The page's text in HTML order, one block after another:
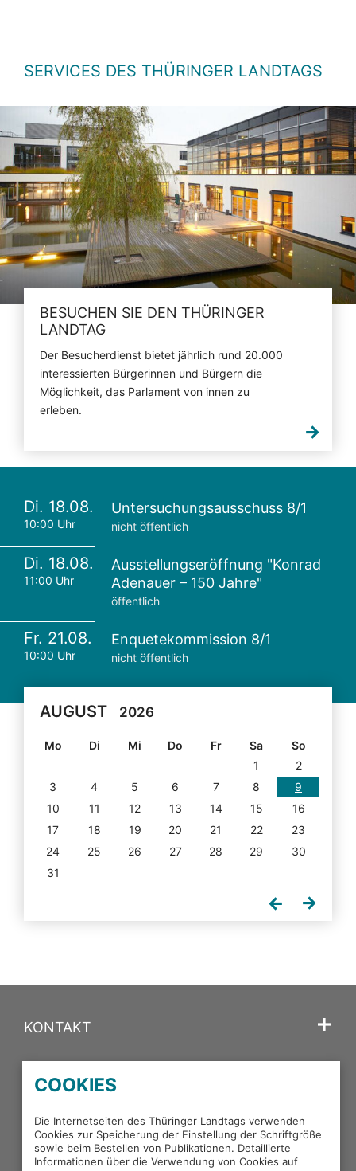
SERVICES DES THÜRINGER LANDTAGS
BESUCHEN SIE DEN THÜRINGER
LANDTAG
Der Besucherdienst bietet jährlich rund 20.000
interessierten Bürgerinnen und Bürgern die
Möglichkeit, das Parlament von innen zu
erleben.
Di. 18.08.
10:00 Uhr
Untersuchungsausschuss 8/1
nicht öffentlich
Di. 18.08.
11:00 Uhr
Ausstellungseröffnung "Konrad
Adenauer – 150 Jahre"
öffentlich
Fr. 21.08.
10:00 Uhr
Enquetekommission 8/1
nicht öffentlich
AUGUST 2026
Mo Di Mi Do Fr Sa
So
1
2
3
4 5 6 7 8
9
10
11 12 13 14 15
16
17
18 19 20 21 22
23
24
25 26 27 28 29
30
31
KONTAKT
PORTALE DES THÜRINGER LANDTAGS
EXTERNE LINKS
COOKIES
Die Internetseiten des Thüringer Landtags verwenden
Cookies zur Speicherung der Einstellung der Schriftgröße
sowie beim Bestellen von Publikationen. Detaillierte
Informationen über die Verwendung von Cookies auf